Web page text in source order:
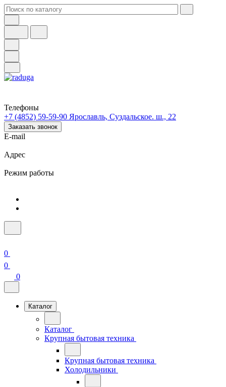
Телефоны
+7 (4852) 59-59-90 Ярославль, Суздальское. ш., 22
Заказать звонок
E-mail
Адрес
Режим работы
0
0
0
Каталог
Каталог
Крупная бытовая техника
Крупная бытовая техника
Холодильники